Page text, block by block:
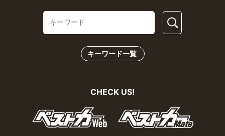
キーワード一覧
CHECK US!